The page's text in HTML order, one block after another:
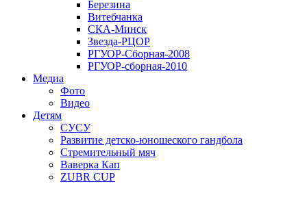
Березина
Витебчанка
СКА-Минск
Звезда-РЦОР
РГУОР-Сборная-2008
РГУОР-сборная-2010
Медиа
Фото
Видео
Детям
СУСУ
Развитие детско-юношеского гандбола
Стремительный мяч
Ваверка Кап
ZUBR CUP